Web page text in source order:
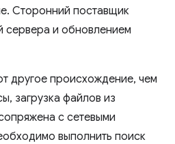
Сторонний поставщик
сервера и обновлением
другое происхождение, чем
загрузка файлов из
с сетевыми
выполнить поиск